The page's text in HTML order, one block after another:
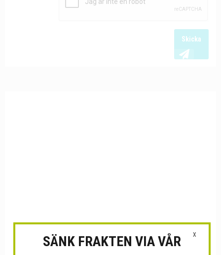
Skicka
X
SÄNK FRAKTEN VIA VÅR